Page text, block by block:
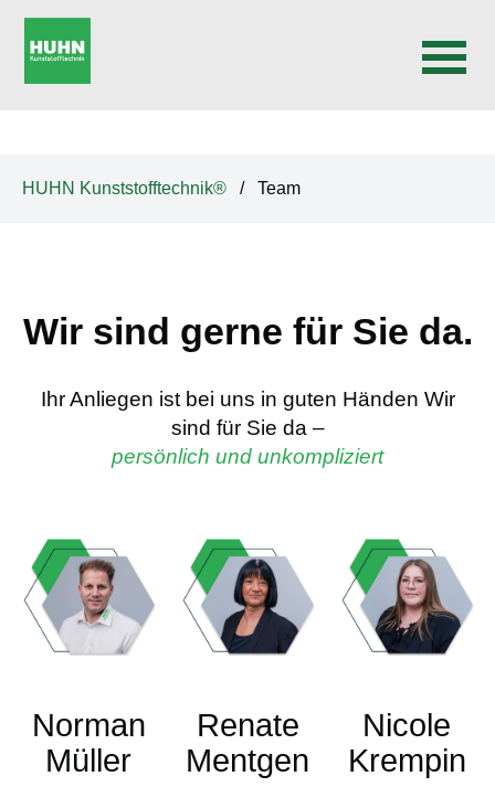
HUHN Kunststofftechnik® Team
Wir sind gerne für Sie da.
Ihr Anliegen ist bei uns in guten Händen Wir
sind für Sie da –
persönlich und unkompliziert
Norman
Müller
Renate
Mentgen
Nicole
Krempin